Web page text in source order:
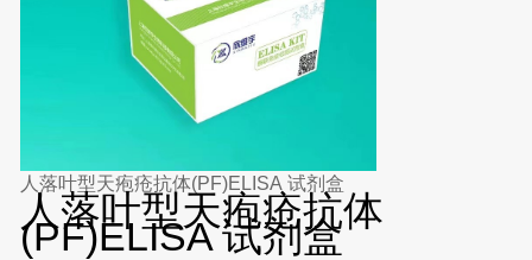
人落叶型天疱疮抗体(PF)ELISA 试剂盒
人落叶型天疱疮抗体
(PF)ELISA 试剂盒